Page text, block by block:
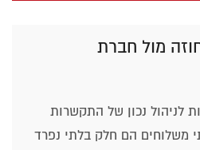
מול חברת
לניהול נכון של התקשרות
משלוחים הם חלק בלתי נפרד